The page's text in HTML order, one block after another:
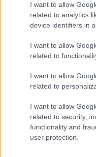
I want to allow
related to analytics
device identifiers in
I want to allow
related to
I want to allow
related to
I want to allow
related to security,
functionality and
user protection.
azt nem bánnám, ha
foglalkozna. ezt
vegyes felvágottra
ezért olvasom ezt a
kategóriákban,
tetszik. azt sohasem
megállapítani, hogy
csak engem nem
gyakrabban, mert én
napos szüneteket :)
Magócs Dávid